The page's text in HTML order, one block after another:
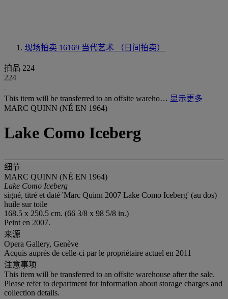
现场拍卖 16169 当代艺术 （日间拍卖）
拍品 224
224
This item will be transferred to an offsite wareho… 显示更多
MARC QUINN (NÉ EN 1964)
Lake Como Iceberg
细节
MARC QUINN (NÉ EN 1964)
Lake Como Iceberg
signé, titré et daté 'Marc Quinn 2007 Lake Como Iceberg' (au dos)
huile sur toile
168.5 x 250.5 cm. (66 3/8 x 98 5/8 in.)
Peint en 2007.
来源
Opera Gallery, Genève
Acquis auprès de celle-ci par le propriétaire actuel en 2011
注意事项
This item will be transferred to an offsite warehouse after the sale.
Please refer to department for information about storage charges and
collection details.